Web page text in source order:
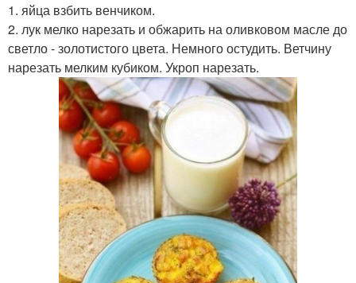
1. яйца взбить венчиком.
2. лук мелко нарезать и обжарить на оливковом масле до
светло - золотистого цвета. Немного остудить. Ветчину
нарезать мелким кубиком. Укроп нарезать.